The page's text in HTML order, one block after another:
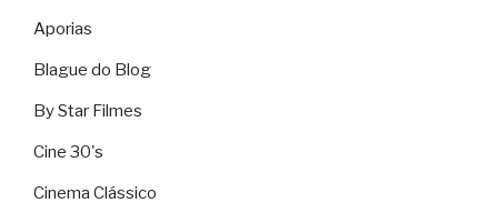
Aporias
Blague do Blog
By Star Filmes
Cine 30's
Cinema Clássico